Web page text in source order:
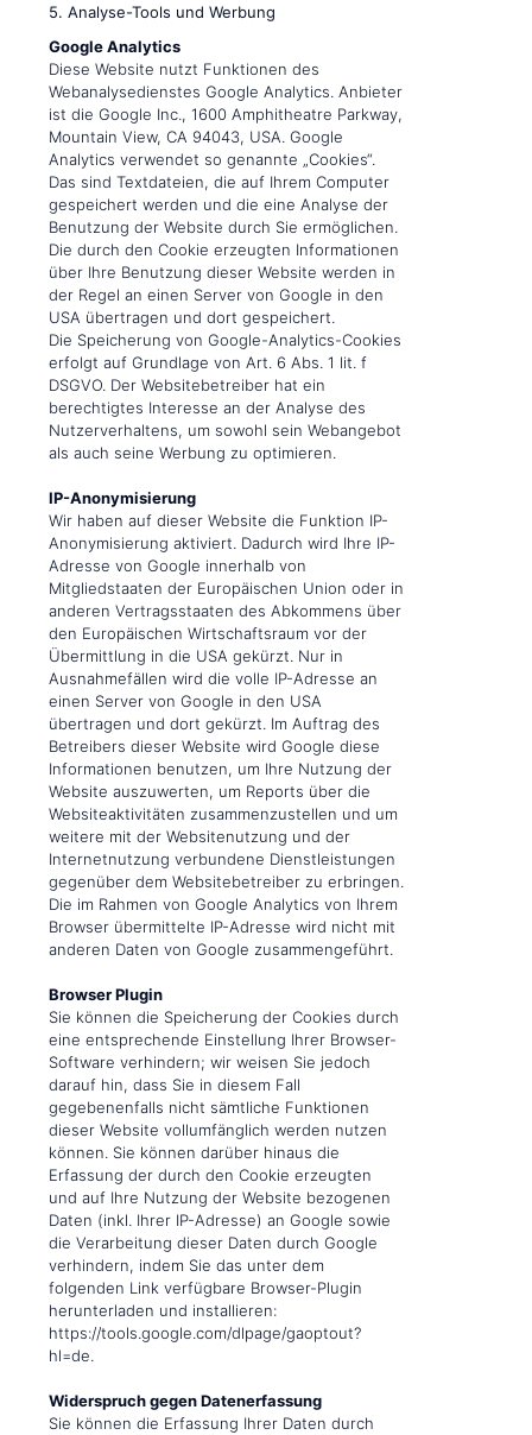
5. Analyse-Tools und Werbung
Google Analytics
Diese Website nutzt Funktionen des
Webanalysedienstes Google Analytics. Anbieter
ist die Google Inc., 1600 Amphitheatre Parkway,
Mountain View, CA 94043, USA. Google
Analytics verwendet so genannte „Cookies“.
Das sind Textdateien, die auf Ihrem Computer
gespeichert werden und die eine Analyse der
Benutzung der Website durch Sie ermöglichen.
Die durch den Cookie erzeugten Informationen
über Ihre Benutzung dieser Website werden in
der Regel an einen Server von Google in den
USA übertragen und dort gespeichert.
Die Speicherung von Google-Analytics-Cookies
erfolgt auf Grundlage von Art. 6 Abs. 1 lit. f
DSGVO. Der Websitebetreiber hat ein
berechtigtes Interesse an der Analyse des
Nutzerverhaltens, um sowohl sein Webangebot
als auch seine Werbung zu optimieren.
IP-Anonymisierung
Wir haben auf dieser Website die Funktion IP-
Anonymisierung aktiviert. Dadurch wird Ihre IP-
Adresse von Google innerhalb von
Mitgliedstaaten der Europäischen Union oder in
anderen Vertragsstaaten des Abkommens über
den Europäischen Wirtschaftsraum vor der
Übermittlung in die USA gekürzt. Nur in
Ausnahmefällen wird die volle IP-Adresse an
einen Server von Google in den USA
übertragen und dort gekürzt. Im Auftrag des
Betreibers dieser Website wird Google diese
Informationen benutzen, um Ihre Nutzung der
Website auszuwerten, um Reports über die
Websiteaktivitäten zusammenzustellen und um
weitere mit der Websitenutzung und der
Internetnutzung verbundene Dienstleistungen
gegenüber dem Websitebetreiber zu erbringen.
Die im Rahmen von Google Analytics von Ihrem
Browser übermittelte IP-Adresse wird nicht mit
anderen Daten von Google zusammengeführt.
Browser Plugin
Sie können die Speicherung der Cookies durch
eine entsprechende Einstellung Ihrer Browser-
Software verhindern; wir weisen Sie jedoch
darauf hin, dass Sie in diesem Fall
gegebenenfalls nicht sämtliche Funktionen
dieser Website vollumfänglich werden nutzen
können. Sie können darüber hinaus die
Erfassung der durch den Cookie erzeugten
und auf Ihre Nutzung der Website bezogenen
Daten (inkl. Ihrer IP-Adresse) an Google sowie
die Verarbeitung dieser Daten durch Google
verhindern, indem Sie das unter dem
folgenden Link verfügbare Browser-Plugin
herunterladen und installieren:
https://tools.google.com/dlpage/gaoptout?
hl=de.
Widerspruch gegen Datenerfassung
Sie können die Erfassung Ihrer Daten durch